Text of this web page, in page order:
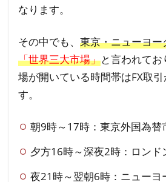
なります。
その中でも、 東京・ニューヨ
「世界三大市場」と言われて
場が開いている時間帯はFX取
す。
朝9時～17時：東京外国為替
夕方16時～深夜2時：ロンド
夜21時～翌朝6時：ニューヨ